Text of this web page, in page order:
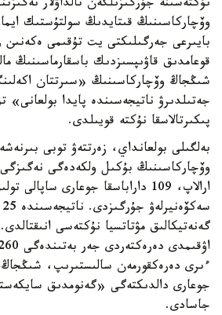
نۇكتەسىنە جۇرگىزىلگەن تالداۋلار
وۆچاركاسىنىڭ قىتايدىڭ سولتۇستىك
بايىرعى جەرگىلىكتى يت تۇقىمى
قوعامدىق قاۋىپسىزدىك باسقارماسىنىڭ
شىڭجاڭ وۆچاركاسىنىڭ «سىرتتان
جەتىلدىرۋ ناتيجەسىندە پايدا بولعانى»
پىكىرتالاسقا نۇكتە قويىلدى.
بەلگىلى بولعانداي، زەرتتەۋ توبى
وۆچاركاسىنىڭ بۇكىل ولكەدەگى نەگىزگى
ارالاپ، 109 داراباسقا جوعارى
گەنەتيكالىق مۋتاتسيا نۇكتەسى انىقتالدى.
ءىرى دەرەكقورمەن سالىستىرىپ،
جوعارى دالدىكتەگى «گەنومدىق
جاسادى.